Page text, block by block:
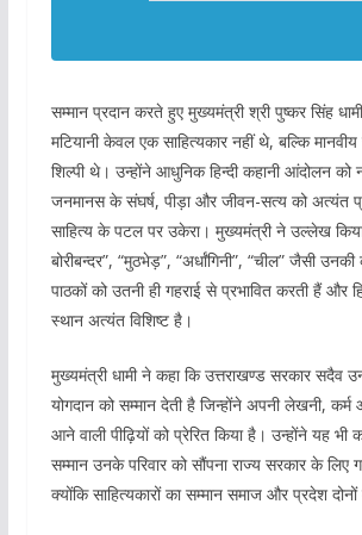
सम्मान प्रदान करते हुए मुख्यमंत्री श्री पुष्कर सिंह
मटियानी केवल एक साहित्यकार नहीं थे, बल्कि
शिल्पी थे। उन्होंने आधुनिक हिन्दी कहानी आंदोलन
जनमानस के संघर्ष, पीड़ा और जीवन-सत्य को अत्यंत
साहित्य के पटल पर उकेरा। मुख्यमंत्री ने उल्लेख किया
बोरीबन्दर”, “मुठभेड़”, “अर्धांगिनी”, “चील” जैसी
पाठकों को उतनी ही गहराई से प्रभावित करती हैं और
स्थान अत्यंत विशिष्ट है।
मुख्यमंत्री धामी ने कहा कि उत्तराखण्ड सरकार सदैव
योगदान को सम्मान देती है जिन्होंने अपनी लेखनी,
आने वाली पीढ़ियों को प्रेरित किया है। उन्होंने यह भी
सम्मान उनके परिवार को सौंपना राज्य सरकार के लिए
क्योंकि साहित्यकारों का सम्मान समाज और प्रदेश